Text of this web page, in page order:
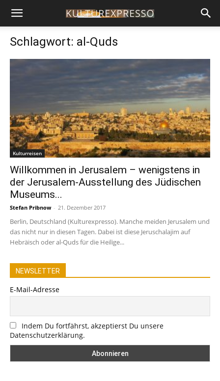
Schlagwort: al-Quds
Kulturreisen
Willkommen in Jerusalem – wenigstens in
der Jerusalem-Ausstellung des Jüdischen
Museums...
Stefan Pribnow - 21. Dezember 2017
Berlin, Deutschland (Kulturexpresso). Manche meiden Jerusalem und
das nicht nur in diesen Tagen. Dabei ist diese Jeruschalajim auf
Hebräisch oder al-Quds für die Heilige...
NEWSLETTER
E-Mail-Adresse
Indem Du fortfährst, akzeptierst Du unsere
Datenschutzerklärung.